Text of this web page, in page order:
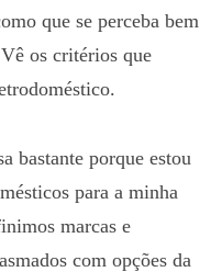
que se perceba bem
os critérios que
bastante porque estou
para a minha
marcas e
com opções da